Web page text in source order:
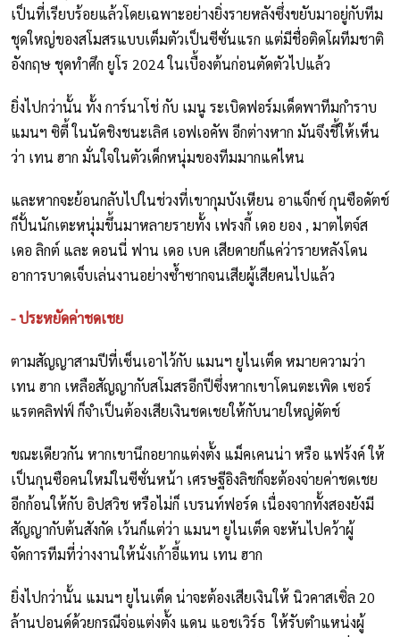
เป็นที่เรียบร้อยแล้วโดยเฉพาะอย่างยิ่งรายหลังซึ่งขยับมาอยู่กับทีม
ชุดใหญ่ของสโมสรแบบเต็มตัวเป็นซีซั่นแรก แต่มีชื่อติดโผทีมชาติ
อังกฤษ ชุดทำศึก ยูโร 2024 ในเบื้องต้นก่อนตัดตัวไปแล้ว
ยิ่งไปกว่านั้น ทั้ง การ์นาโช่ กับ เมนู ระเบิดฟอร์มเด็ดพาทีมกำราบ
แมนฯ ซิตี้ ในนัดชิงชนะเลิศ เอฟเอคัพ อีกต่างหาก มันจึงชี้ให้เห็น
ว่า เทน ฮาก มั่นใจในตัวเด็กหนุ่มของทีมมากแค่ไหน
และหากจะย้อนกลับไปในช่วงที่เขากุมบังเหียน อาแจ็กซ์ กุนซือดัตช์
ก็ปั้นนักเตะหนุ่มขึ้นมาหลายรายทั้ง เฟรงกี้ เดอ ยอง , มาตไตจ์ส
เดอ ลิกต์ และ ดอนนี่ ฟาน เดอ เบค เสียดายก็แค่ว่ารายหลังโดน
อาการบาดเจ็บเล่นงานอย่างซ้ำซากจนเสียผู้เสียคนไปแล้ว
- ประหยัดค่าชดเชย
ตามสัญญาสามปีที่เซ็นเอาไว้กับ แมนฯ ยูไนเต็ด หมายความว่า
เทน ฮาก เหลือสัญญากับสโมสรอีกปีซึ่งหากเขาโดนตะเพิด เซอร์
แรตคลิฟฟ์ ก็จำเป็นต้องเสียเงินชดเชยให้กับนายใหญ่ดัตช์
ขณะเดียวกัน หากเขานึกอยากแต่งตั้ง แม็คเคนน่า หรือ แฟร้งค์ ให้
เป็นกุนซือคนใหม่ในซีซั่นหน้า เศรษฐีอิงลิชก็จะต้องจ่ายค่าชดเชย
อีกก้อนให้กับ อิปสวิช หรือไม่ก็ เบรนท์ฟอร์ด เนื่องจากทั้งสองยังมี
สัญญากับต้นสังกัด เว้นก็แต่ว่า แมนฯ ยูไนเต็ด จะหันไปคว้าผู้
จัดการทีมที่ว่างงานให้นั่งเก้าอี้แทน เทน ฮาก
ยิ่งไปกว่านั้น แมนฯ ยูไนเต็ด น่าจะต้องเสียเงินให้ นิวคาสเซิ่ล 20
ล้านปอนด์ด้วยกรณีจ่อแต่งตั้ง แดน แอชเวิร์ธ ให้รับตำแหน่งผู้